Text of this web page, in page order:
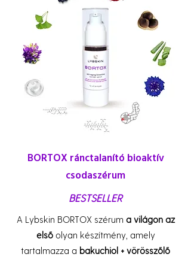
BORTOX ránctalanító bioaktív
csodaszérum
A Lybskin BORTOX szérum a világon az
elsőolyan készítmény, amely
tartalmazza a bakuchiol + vörösszőlő
BESTSELLER